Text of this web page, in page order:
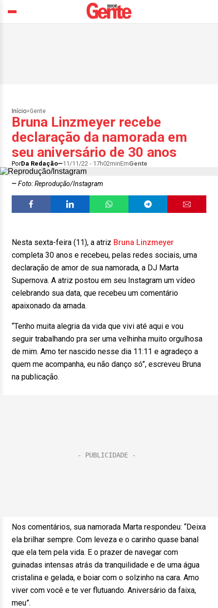
Início>Gente
Bruna Linzmeyer recebe
declaração da namorada em
seu aniversário de 30 anos
PorDa Redação 11/11/22 - 17h02minEmGente
Foto: Reprodução/Instagram
Nesta sexta-feira (11), a atriz Bruna Linzmeyer
completa 30 anos e recebeu, pelas redes sociais, uma
declaração de amor de sua namorada, a DJ Marta
Supernova. A atriz postou em seu Instagram um vídeo
celebrando sua data, que recebeu um comentário
apaixonado da amada.
“Tenho muita alegria da vida que vivi até aqui e vou
seguir trabalhando pra ser uma velhinha muito orgulhosa
de mim. Amo ter nascido nesse dia 11:11 e agradeço a
quem me acompanha, eu não danço só”, escreveu Bruna
na publicação.
Nos comentários, sua namorada Marta respondeu: “Deixa
ela brilhar sempre. Com leveza e o carinho quase banal
que ela tem pela vida. E o prazer de navegar com
guinadas intensas atrás da tranquilidade e de uma água
cristalina e gelada, e boiar com o solzinho na cara. Amo
viver com você e te ver flutuando. Aniversário da faixa,
meu”.